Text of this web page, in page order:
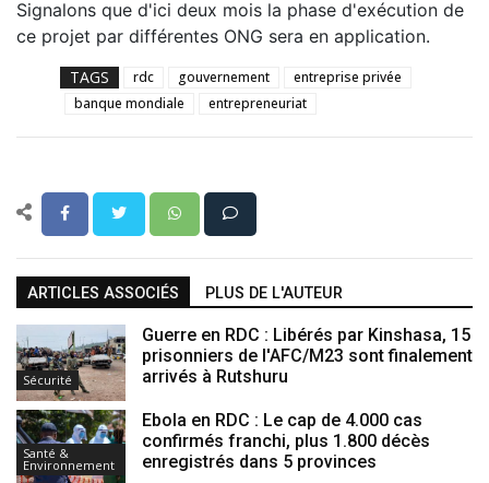
Signalons que d'ici deux mois la phase d'exécution de
ce projet par différentes ONG sera en application.
TAGS rdc gouvernement
entreprise privée
banque mondiale
entrepreneuriat
ARTICLES ASSOCIÉS PLUS DE L'AUTEUR
Sécurité
Guerre en RDC : Libérés par Kinshasa, 15
prisonniers de l'AFC/M23 sont finalement
arrivés à Rutshuru
Santé &
Environnement
Ebola en RDC : Le cap de 4.000 cas
confirmés franchi, plus 1.800 décès
enregistrés dans 5 provinces